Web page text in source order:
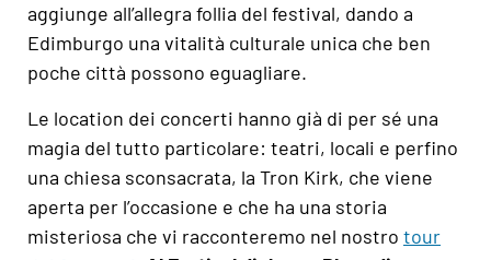
aggiunge all’allegra follia del festival, dando a
Edimburgo una vitalità culturale unica che ben
poche città possono eguagliare.
Le location dei concerti hanno già di per sé una
magia del tutto particolare: teatri, locali e perfino
una chiesa sconsacrata, la Tron Kirk, che viene
aperta per l’occasione e che ha una storia
misteriosa che vi racconteremo nel nostro tour